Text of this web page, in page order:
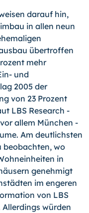
darauf hin,
in allen neun
übertroffen
mehr
und
2005 der
von 23 Prozent
LBS Research -
allem München -
Am deutlichsten
beobachten, wo
in
genehmigt
im engeren
von LBS
Allerdings würden